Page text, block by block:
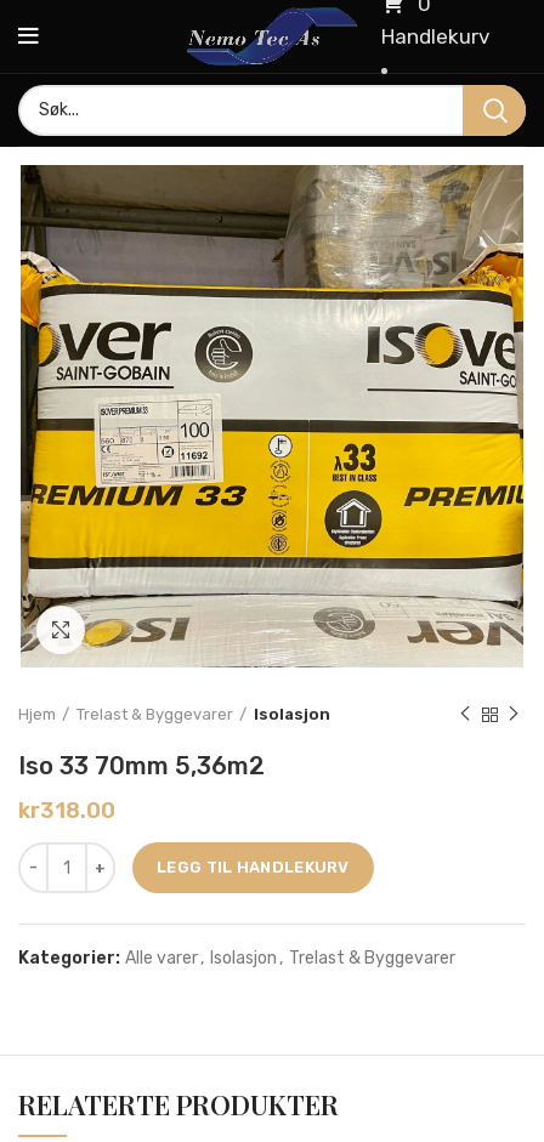
Handlekurv
Click to enlarge
Hjem Trelast & Byggevarer Isolasjon
Iso 33 70mm 5,36m2
kr318.00
LEGG TIL HANDLEKURV
Kategorier: Alle varer, Isolasjon , Trelast & Byggevarer
RELATERTE PRODUKTER